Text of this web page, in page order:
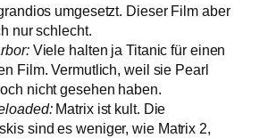
umgesetzt. Dieser Film aber
nur schlecht.
Viele halten ja Titanic für einen
Film. Vermutlich, weil sie Pearl
nicht gesehen haben.
Matrix ist kult. Die
sind es weniger, wie Matrix 2,